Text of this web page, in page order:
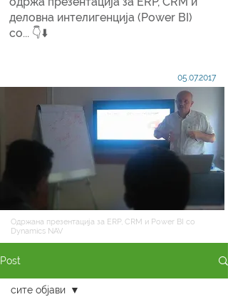
деловна интелигенција (Power BI)
со... 👇⬇️
05.07.2017
Одржана презентација за ERP, CRM и Power BI со
Dynamics NAV
Post
сите објави